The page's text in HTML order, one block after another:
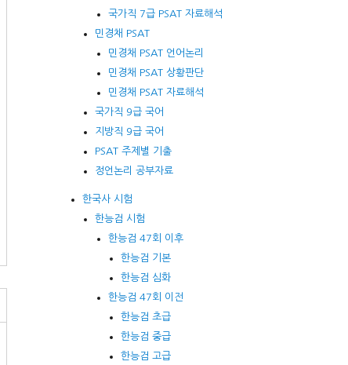
국가직 7급 PSAT 자료해석
민경채 PSAT
민경채 PSAT 언어논리
민경채 PSAT 상황판단
민경채 PSAT 자료해석
국가직 9급 국어
지방직 9급 국어
PSAT 주제별 기출
정언논리 공부자료
한국사 시험
한능검 시험
한능검 47회 이후
한능검 기본
한능검 심화
한능검 47회 이전
한능검 초급
한능검 중급
한능검 고급